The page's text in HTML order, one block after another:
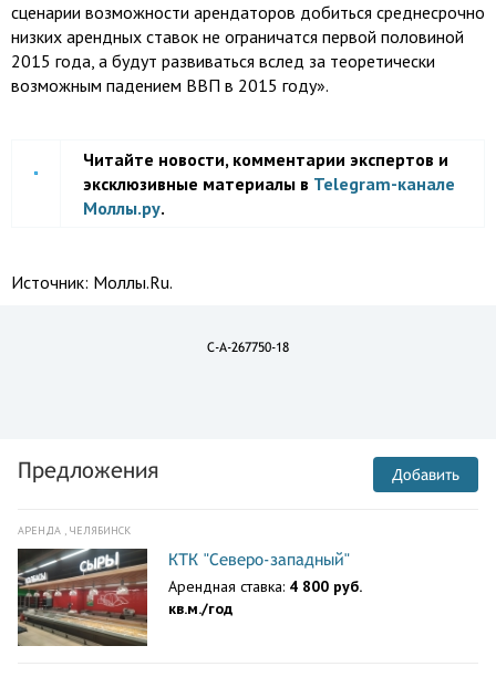
сценарии возможности арендаторов добиться среднесрочно
низких арендных ставок не ограничатся первой половиной
2015 года, а будут развиваться вслед за теоретически
возможным падением ВВП в 2015 году».
Читайте новости, комментарии экспертов и
эксклюзивные материалы в Telegram-канале
Моллы.ру.
Источник: Моллы.Ru.
C-A-267750-18
Предложения Добавить
АРЕНДА , ЧЕЛЯБИНСК
КТК "Северо-западный"
Арендная ставка: 4 800 руб.
кв.м./год